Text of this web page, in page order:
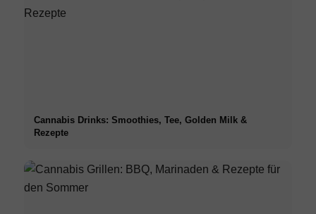
Cannabis Drinks: Smoothies, Tee, Golden Milk &
Rezepte